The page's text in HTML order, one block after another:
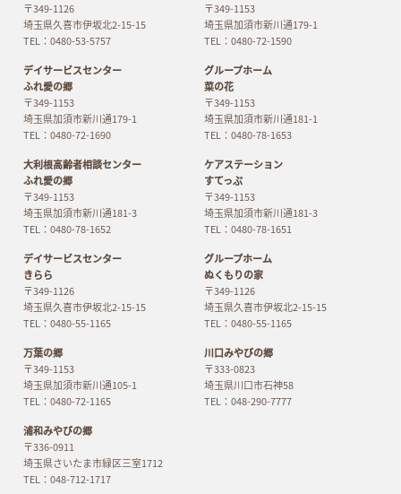
〒349-1126
埼玉県久喜市伊坂北2-15-15
TEL：0480-53-5757
〒349-1153
埼玉県加須市新川通179-1
TEL：0480-72-1590
デイサービスセンター
ふれ愛の郷
〒349-1153
埼玉県加須市新川通179-1
TEL：0480-72-1690
グループホーム
菜の花
〒349-1153
埼玉県加須市新川通181-1
TEL：0480-78-1653
大利根高齢者相談センター
ふれ愛の郷
〒349-1153
埼玉県加須市新川通181-3
TEL：0480-78-1652
ケアステーション
すてっぷ
〒349-1153
埼玉県加須市新川通181-3
TEL：0480-78-1651
デイサービスセンター
きらら
〒349-1126
埼玉県久喜市伊坂北2-15-15
TEL：0480-55-1165
グループホーム
ぬくもりの家
〒349-1126
埼玉県久喜市伊坂北2-15-15
TEL：0480-55-1165
万葉の郷
〒349-1153
埼玉県加須市新川通105-1
TEL：0480-72-1165
川口みやびの郷
〒333-0823
埼玉県川口市石神58
TEL：048-290-7777
浦和みやびの郷
〒336-0911
埼玉県さいたま市緑区三室1712
TEL：048-712-1717